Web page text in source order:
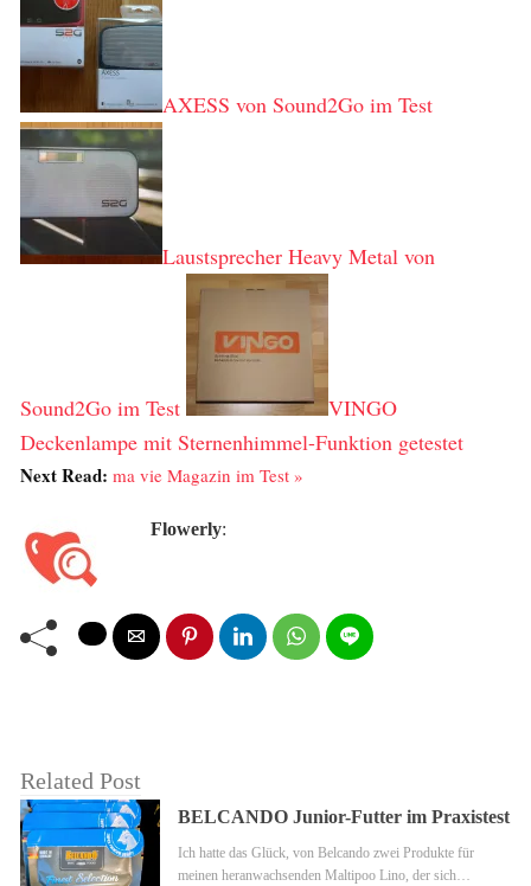
AXESS von Sound2Go im Test
Laustsprecher Heavy Metal von
Sound2Go im Test
VINGO
Deckenlampe mit Sternenhimmel-Funktion getestet
Next Read: ma vie Magazin im Test »
Flowerly:
Related Post
BELCANDO Junior-Futter im Praxistest
Ich hatte das Glück, von Belcando zwei Produkte für
meinen heranwachsenden Maltipoo Lino, der sich…